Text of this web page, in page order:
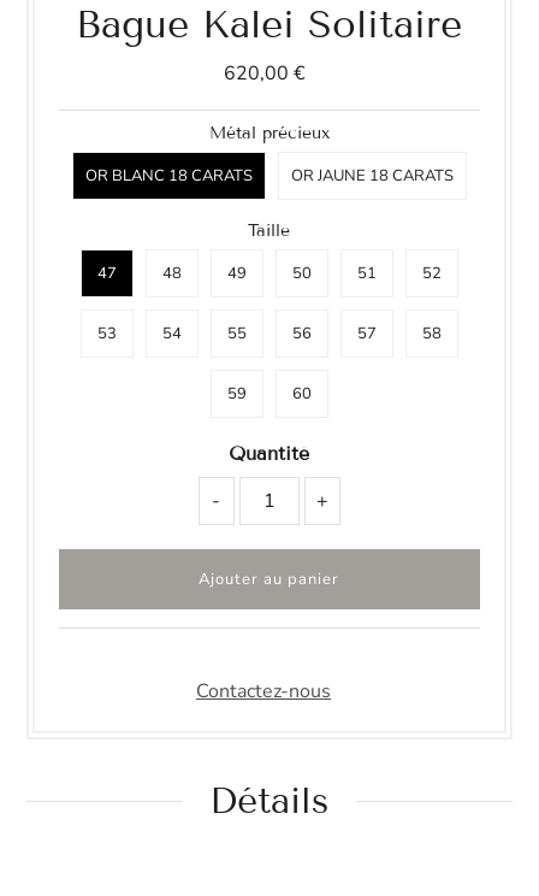
Bague Kalei Solitaire
620,00 €
Métal précieux
OR BLANC 18 CARATS OR JAUNE 18 CARATS
Taille
47 48 49 50 51 52
53 54 55 56 57 58
59 60
Quantité
- +
Contactez-nous
Détails